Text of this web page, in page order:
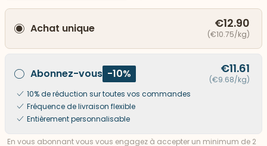
vers le bas
Achat unique €12.90
(€10.75/kg)
Abonnez-vous -10% €11.61
(€9.68/kg)
10% de réduction sur toutes vos commandes
Fréquence de livraison flexible
Entièrement personnalisable
En vous abonnant vous vous engagez à accepter un minimum de 2